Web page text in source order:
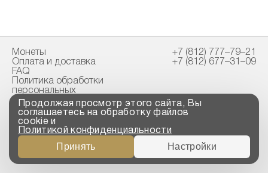
Монеты
Оплата и доставка
FAQ
Политика обработки
персональных
данных
Свидетельство
пробирной палаты
+7 (812) 777–79–21
+7 (812) 677–31–09
Copyright © 2023-2026
“ООО ТРОЙСКИЙ
СТАНДАРТ”
Продолжая просмотр этого сайта, Вы
соглашаетесь на обработку файлов
cookie и
Политикой конфиденциальности
Принять Настройки